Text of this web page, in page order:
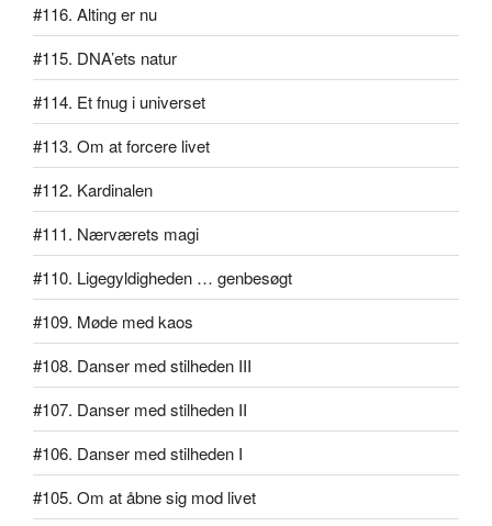
#116. Alting er nu
#115. DNA’ets natur
#114. Et fnug i universet
#113. Om at forcere livet
#112. Kardinalen
#111. Nærværets magi
#110. Ligegyldigheden … genbesøgt
#109. Møde med kaos
#108. Danser med stilheden III
#107. Danser med stilheden II
#106. Danser med stilheden I
#105. Om at åbne sig mod livet